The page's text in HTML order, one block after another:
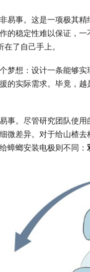
易事。这是一项极其
的稳定性难以保证，
在了自己手上。
梦想：设计一条能够
的实际需求。毕竟，
事。尽管研究团队使用
微差异。对于给山楂
蟑螂安装电极则不同：